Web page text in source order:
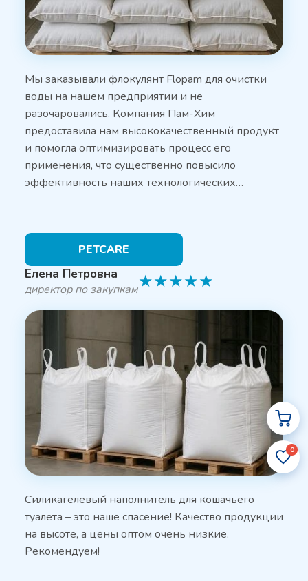
0
Мы заказывали флокулянт Flopam для очистки
воды на нашем предприятии и не
разочаровались. Компания Пам-Хим
предоставила нам высококачественный продукт
и помогла оптимизировать процесс его
применения, что существенно повысило
эффективность наших технологических…
PETCARE
Елена Петровна
директор по закупкам★★★★★
Силикагелевый наполнитель для кошачьего
туалета – это наше спасение! Качество продукции
на высоте, а цены оптом очень низкие.
Рекомендуем!